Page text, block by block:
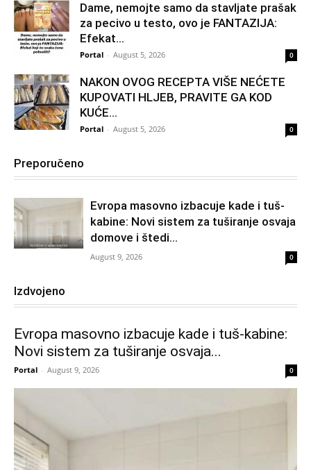
Dame, nemojte samo da stavljate prašak
za pecivo u testo, ovo je FANTAZIJA:
Efekat...
Portal - August 5, 2026 0
NAKON OVOG RECEPTA VIŠE NEĆETE
KUPOVATI HLJEB, PRAVITE GA KOD
KUĆE…
Portal - August 5, 2026 0
Preporučeno
Evropa masovno izbacuje kade i tuš-
kabine: Novi sistem za tuširanje osvaja
domove i štedi...
August 9, 2026 0
Izdvojeno
Evropa masovno izbacuje kade i tuš-kabine:
Novi sistem za tuširanje osvaja...
Portal - August 9, 2026 0